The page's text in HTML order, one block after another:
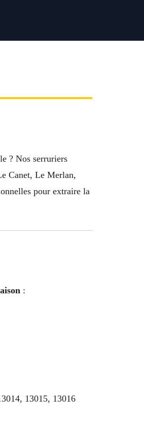
? Nos serruriers
Canet, Le Merlan,
pour extraire la
:
13015, 13016